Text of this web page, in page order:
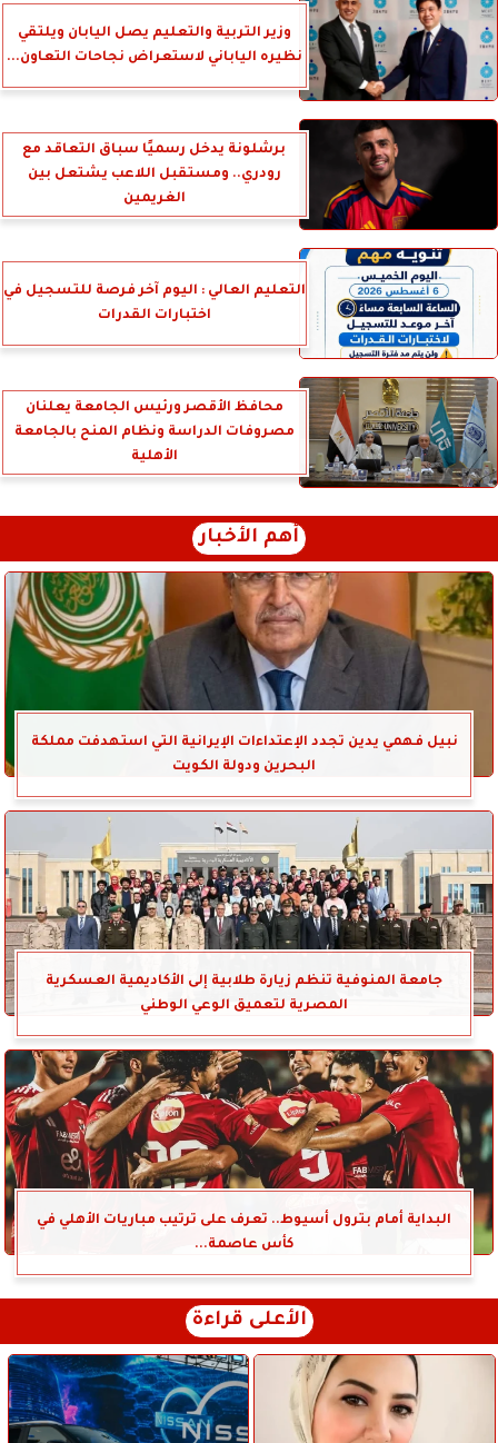
وزير التربية والتعليم يصل اليابان ويلتقي
نظيره الياباني لاستعراض نجاحات التعاون...
برشلونة يدخل رسميًا سباق التعاقد مع
رودري.. ومستقبل اللاعب يشتعل بين
الغريمين
التعليم العالي : اليوم آخر فرصة للتسجيل في
اختبارات القدرات
محافظ الأقصر ورئيس الجامعة يعلنان
مصروفات الدراسة ونظام المنح بالجامعة
الأهلية
أهم الأخبار
نبيل فهمي يدين تجدد الإعتداءات الإيرانية التي استهدفت مملكة
البحرين ودولة الكويت
جامعة المنوفية تنظم زيارة طلابية إلى الأكاديمية العسكرية
المصرية لتعميق الوعي الوطني
البداية أمام بترول أسيوط.. تعرف على ترتيب مباريات الأهلي في
كأس عاصمة...
الأعلى قراءة